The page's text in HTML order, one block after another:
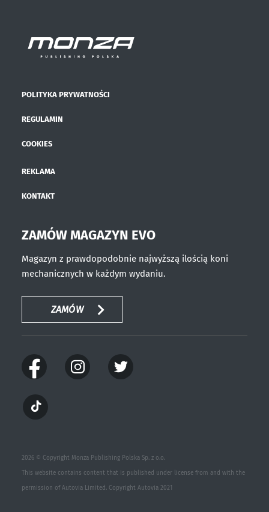
POLITYKA PRYWATNOŚCI
REGULAMIN
COOKIES
REKLAMA
KONTAKT
ZAMÓW MAGAZYN EVO
Magazyn z prawdopodobnie najwyższą ilością koni
mechanicznych w każdym wydaniu.
ZAMÓW
2026 © Copyright Monza Publishing Polska Sp. z o.o.
This website contains content that is published under license from and with the
permission of Autovia Limited. Copyright Autovia 2021